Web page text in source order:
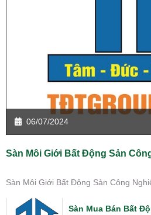
06/07/2024
Sàn Môi Giới Bất Động Sản
Sàn Môi Giới Bất Động Sản Công
Sàn Mua Bán Bất